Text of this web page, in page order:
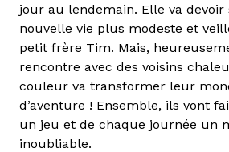
jour au lendemain. Elle va devoir
nouvelle vie plus modeste et
petit frère Tim. Mais,
rencontre avec des voisins
couleur va transformer leur
d’aventure ! Ensemble, ils vont
un jeu et de chaque journée un
inoubliable.